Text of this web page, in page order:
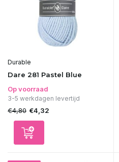
Durable
Dare 281 Pastel Blue
Op voorraad
3-5 werkdagen levertijd
€4,80 €4,32